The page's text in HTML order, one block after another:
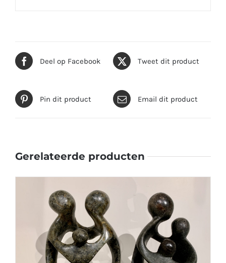
Deel op Facebook Tweet dit product
Pin dit product Email dit product
Gerelateerde producten